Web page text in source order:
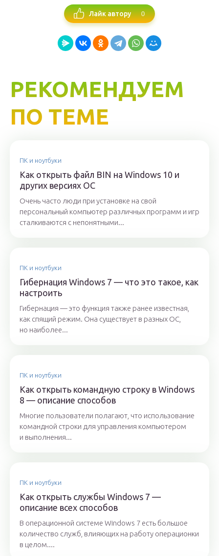
Лайк автору 0
РЕКОМЕНДУЕМ
ПО ТЕМЕ
ПК и ноутбуки
Как открыть файл BIN на Windows 10 и
других версиях ОС
Очень часто люди при установке на свой
персональный компьютер различных программ и игр
сталкиваются с непонятными...
ПК и ноутбуки
Гибернация Windows 7 — что это такое, как
настроить
Гибернация — это функция также ранее известная,
как спящий режим. Она существует в разных ОС,
но наиболее...
ПК и ноутбуки
Как открыть командную строку в Windows
8 — описание способов
Многие пользователи полагают, что использование
командной строки для управления компьютером
и выполнения...
ПК и ноутбуки
Как открыть службы Windows 7 —
описание всех способов
В операционной системе Windows 7 есть большое
количество служб, влияющих на работу операционки
в целом....